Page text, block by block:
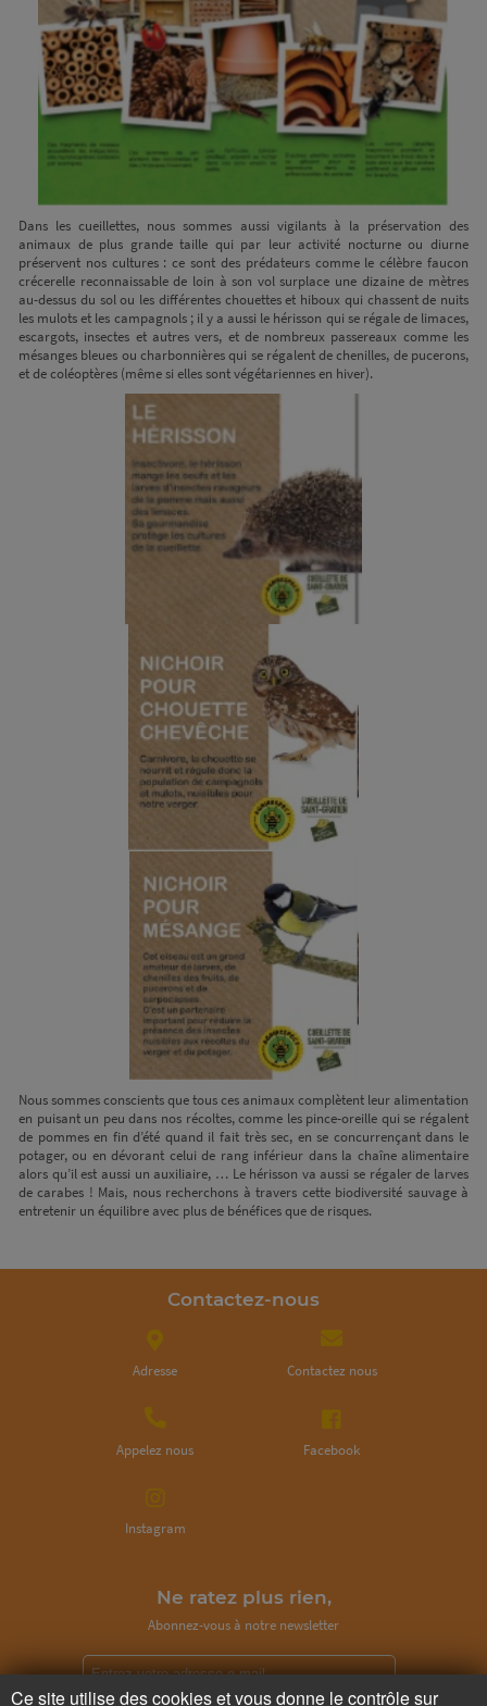
Dans les cueillettes, nous sommes aussi vigilants à la préservation des
animaux de plus grande taille qui par leur activité nocturne ou diurne
préservent nos cultures : ce sont des prédateurs comme le célèbre faucon
crécerelle reconnaissable de loin à son vol surplace une dizaine de mètres
au-dessus du sol ou les différentes chouettes et hiboux qui chassent de nuits
les mulots et les campagnols ; il y a aussi le hérisson qui se régale de limaces,
escargots, insectes et autres vers, et de nombreux passereaux comme les
mésanges bleues ou charbonnières qui se régalent de chenilles, de pucerons,
et de coléoptères (même si elles sont végétariennes en hiver).
Nous sommes conscients que tous ces animaux complètent leur alimentation
en puisant un peu dans nos récoltes, comme les pince-oreille qui se régalent
de pommes en fin d’été quand il fait très sec, en se concurrençant dans le
potager, ou en dévorant celui de rang inférieur dans la chaîne alimentaire
alors qu’il est aussi un auxiliaire, … Le hérisson va aussi se régaler de larves
de carabes ! Mais, nous recherchons à travers cette biodiversité sauvage à
entretenir un équilibre avec plus de bénéfices que de risques.
Contactez-nous
Adresse Contactez nous
Appelez nous Facebook
Instagram
Ne ratez plus rien,
Abonnez-vous à notre newsletter
Ce site utilise des cookies et vous donne le contrôle sur